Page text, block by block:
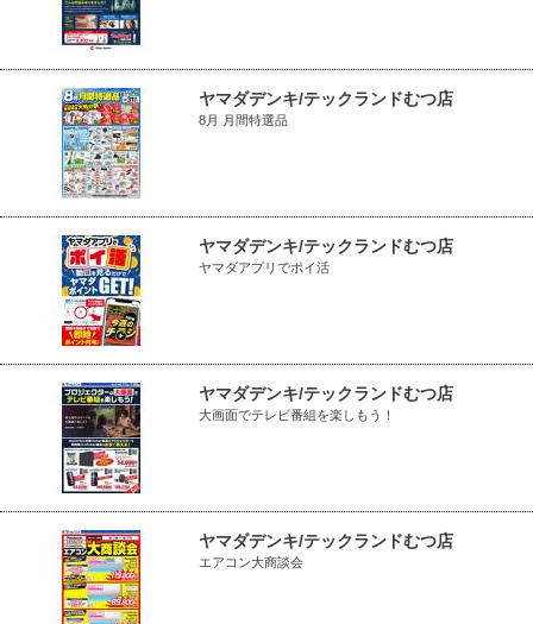
ヤマダデンキ/テックランドむつ店
8月 月間特選品
ヤマダデンキ/テックランドむつ店
ヤマダアプリでポイ活
ヤマダデンキ/テックランドむつ店
大画面でテレビ番組を楽しもう！
ヤマダデンキ/テックランドむつ店
エアコン大商談会